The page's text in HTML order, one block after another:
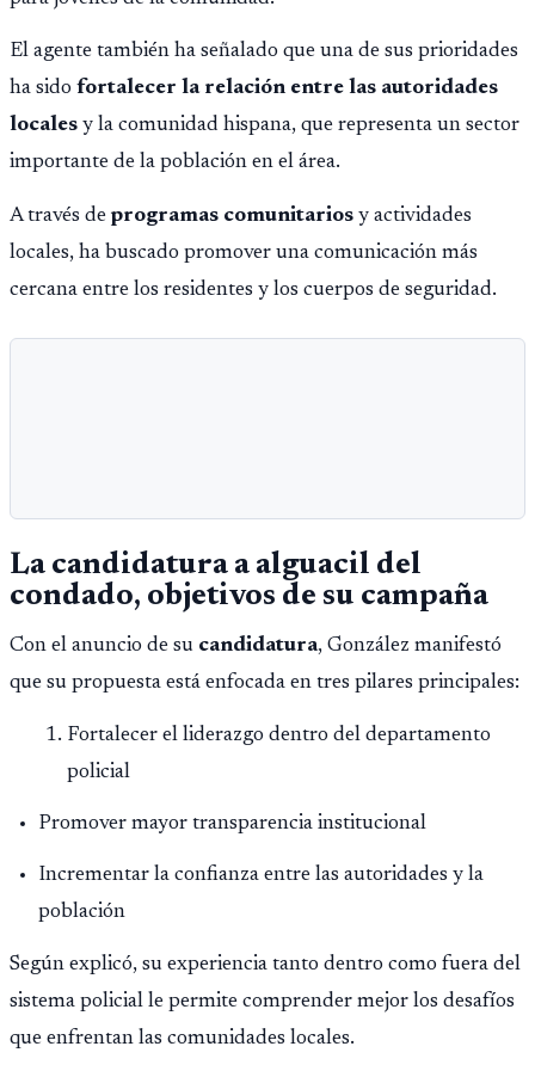
El agente también ha señalado que una de sus prioridades
ha sido fortalecer la relación entre las autoridades
locales y la comunidad hispana, que representa un sector
importante de la población en el área.
A través de programas comunitarios y actividades
locales, ha buscado promover una comunicación más
cercana entre los residentes y los cuerpos de seguridad.
La candidatura a alguacil del
condado, objetivos de su campaña
Con el anuncio de su candidatura, González manifestó
que su propuesta está enfocada en tres pilares principales:
Fortalecer el liderazgo dentro del departamento
policial
Promover mayor transparencia institucional
Incrementar la confianza entre las autoridades y la
población
Según explicó, su experiencia tanto dentro como fuera del
sistema policial le permite comprender mejor los desafíos
que enfrentan las comunidades locales.